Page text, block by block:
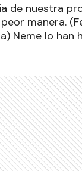
de nuestra
manera.
Neme lo han